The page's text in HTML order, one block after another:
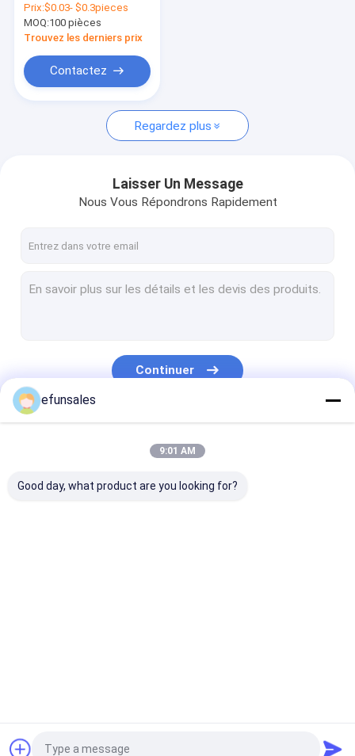
en carton couché,
avec pelliculage mat,
gaufrage et
l'emballage cadeau
Prix:$0.03- $0.3pieces
MOQ:100 pièces
Trouvez les derniers prix
Contactez
Regardez plus
Laisser Un Message
Nous Vous Répondrons Rapidement
Continuer
efunsales
9:01 AM
Good day, what product are you looking for?